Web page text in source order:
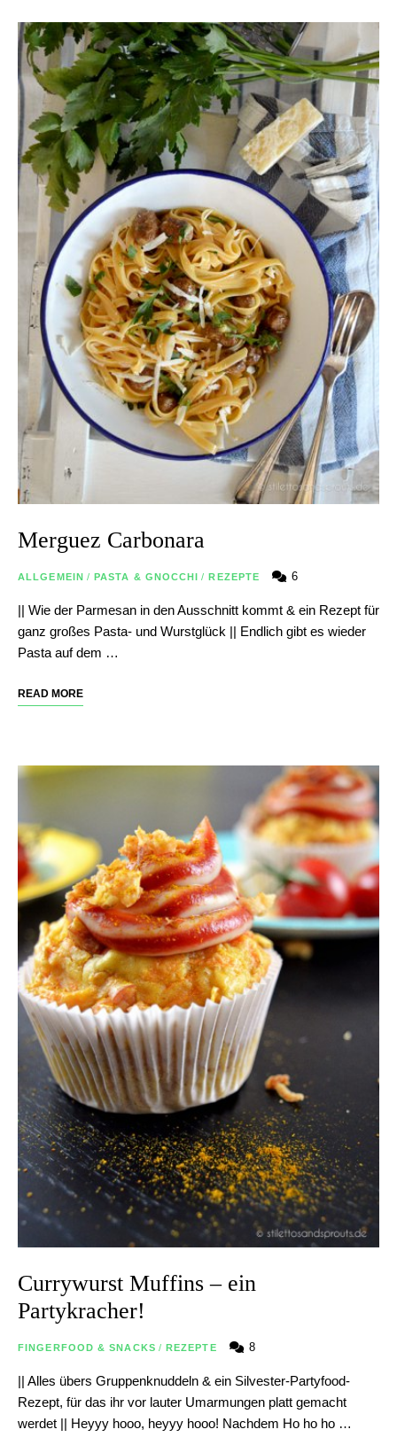
Merguez Carbonara
ALLGEMEIN / PASTA & GNOCCHI / REZEPTE 6
|| Wie der Parmesan in den Ausschnitt kommt & ein Rezept für
ganz großes Pasta- und Wurstglück || Endlich gibt es wieder
Pasta auf dem …
READ MORE
Currywurst Muffins – ein
Partykracher!
FINGERFOOD & SNACKS / REZEPTE 8
|| Alles übers Gruppenknuddeln & ein Silvester-Partyfood-
Rezept, für das ihr vor lauter Umarmungen platt gemacht
werdet || Heyyy hooo, heyyy hooo! Nachdem Ho ho ho …